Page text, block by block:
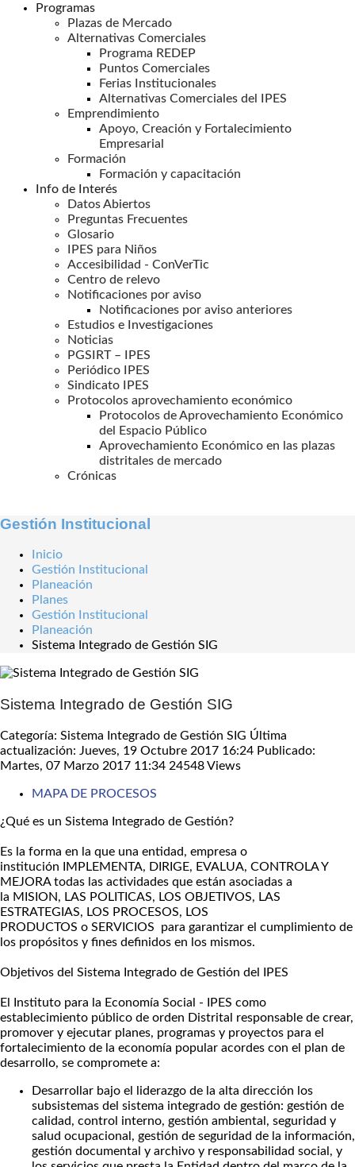
Programas
Plazas de Mercado
Alternativas Comerciales
Programa REDEP
Puntos Comerciales
Ferias Institucionales
Alternativas Comerciales del IPES
Emprendimiento
Apoyo, Creación y Fortalecimiento
Empresarial
Formación
Formación y capacitación
Info de Interés
Datos Abiertos
Preguntas Frecuentes
Glosario
IPES para Niños
Accesibilidad - ConVerTic
Centro de relevo
Notificaciones por aviso
Notificaciones por aviso anteriores
Estudios e Investigaciones
Noticias
PGSIRT – IPES
Periódico IPES
Sindicato IPES
Protocolos aprovechamiento económico
Protocolos de Aprovechamiento Económico
del Espacio Público
Aprovechamiento Económico en las plazas
distritales de mercado
Crónicas
Gestión Institucional
Inicio
Gestión Institucional
Planeación
Planes
Gestión Institucional
Planeación
Sistema Integrado de Gestión SIG
Sistema Integrado de Gestión SIG
Categoría: Sistema Integrado de Gestión SIG Última
actualización: Jueves, 19 Octubre 2017 16:24 Publicado:
Martes, 07 Marzo 2017 11:34 24548 Views
MAPA DE PROCESOS
¿Qué es un Sistema Integrado de Gestión?
Es la forma en la que una entidad, empresa o
institución IMPLEMENTA, DIRIGE, EVALUA, CONTROLA Y
MEJORA todas las actividades que están asociadas a
la MISION, LAS POLITICAS, LOS OBJETIVOS, LAS
ESTRATEGIAS, LOS PROCESOS, LOS
PRODUCTOS o SERVICIOS para garantizar el cumplimiento de
los propósitos y fines definidos en los mismos.
Objetivos del Sistema Integrado de Gestión del IPES
El Instituto para la Economía Social - IPES como
establecimiento público de orden Distrital responsable de crear,
promover y ejecutar planes, programas y proyectos para el
fortalecimiento de la economía popular acordes con el plan de
desarrollo, se compromete a:
Desarrollar bajo el liderazgo de la alta dirección los
subsistemas del sistema integrado de gestión: gestión de
calidad, control interno, gestión ambiental, seguridad y
salud ocupacional, gestión de seguridad de la información,
gestión documental y archivo y responsabilidad social, y